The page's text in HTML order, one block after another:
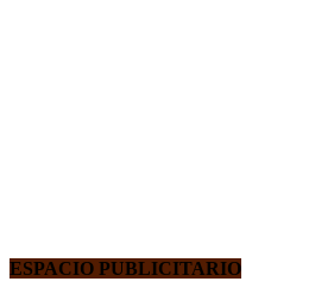
ESPACIO PUBLICITARIO